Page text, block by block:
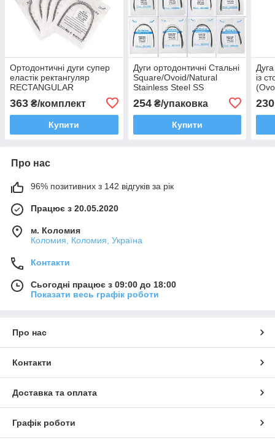
Ортодонтичні дуги супер
еластік ректангуляр
RECTANGULAR
Square/Ovoid/Natural NiTi
363 ₴/комплект
Купити
Дуги ортодонтичні Стальні
Square/Ovoid/Natural
Stainless Steel SS
254₴/упаковка
Купити
із
230
Про нас
96% позитивних з 142 відгуків за рік
Працює з 20.05.2020
м. Коломия
Коломия, Коломия, Україна
Контакти
Сьогодні працює з 09:00 до 18:00
Показати весь графік роботи
Про нас
Контакти
Доставка та оплата
Графік роботи